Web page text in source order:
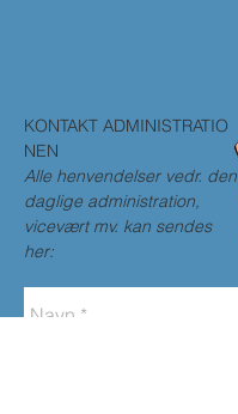
KONTAKT ADMINISTRATIO
NEN
Alle henvendelser vedr. den
daglige administration,
vicevært mv. kan sendes
her: